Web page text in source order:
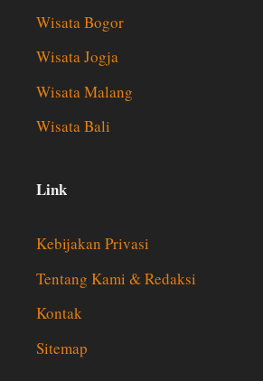
Wisata Bogor
Wisata Jogja
Wisata Malang
Wisata Bali
Link
Kebijakan Privasi
Tentang Kami & Redaksi
Kontak
Sitemap